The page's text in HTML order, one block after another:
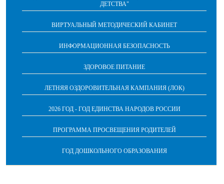
ДЕТСТВА"
ВИРТУАЛЬНЫЙ МЕТОДИЧЕСКИЙ КАБИНЕТ
ИНФОРМАЦИОННАЯ БЕЗОПАСНОСТЬ
ЗДОРОВОЕ ПИТАНИЕ
ЛЕТНЯЯ ОЗДОРОВИТЕЛЬНАЯ КАМПАНИЯ (ЛОК)
2026 ГОД - ГОД ЕДИНСТВА НАРОДОВ РОССИИ
ПРОГРАММА ПРОСВЕЩЕНИЯ РОДИТЕЛЕЙ
ГОД ДОШКОЛЬНОГО ОБРАЗОВАНИЯ